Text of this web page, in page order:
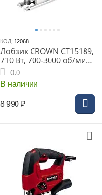
КОД: 12068
Лобзик CROWN CT15189,
710 Вт, 700-3000 об/мин.,
глубина пропила в
дереве 85 мм, в металле
10 мм.
0.0
В наличии
8 990 ₽